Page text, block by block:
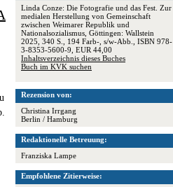
Linda Conze: Die Fotografie und das Fest. Zur
medialen Herstellung von Gemeinschaft
zwischen Weimarer Republik und
Nationalsozialismus, Göttingen: Wallstein
2025, 340 S., 194 Farb-, s/w-Abb., ISBN 978-
3-8353-5600-9, EUR 44,00
Inhaltsverzeichnis dieses Buches
Buch im KVK suchen
Rezension von:
Christina Irrgang
Berlin / Hamburg
Redaktionelle Betreuung:
Franziska Lampe
Empfohlene Zitierweise: